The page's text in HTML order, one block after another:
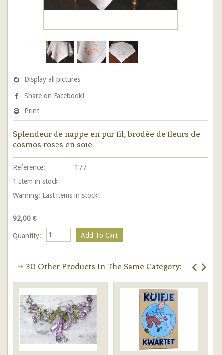
Display all pictures
Share on Facebook!
Print
Splendeur de nappe en pur fil, brodée de fleurs de
cosmos roses en soie
Reference:
177
1 Item in stock
Warning: Last items in stock!
92,00 €
Quantity:
30 Other Products In The Same Category: